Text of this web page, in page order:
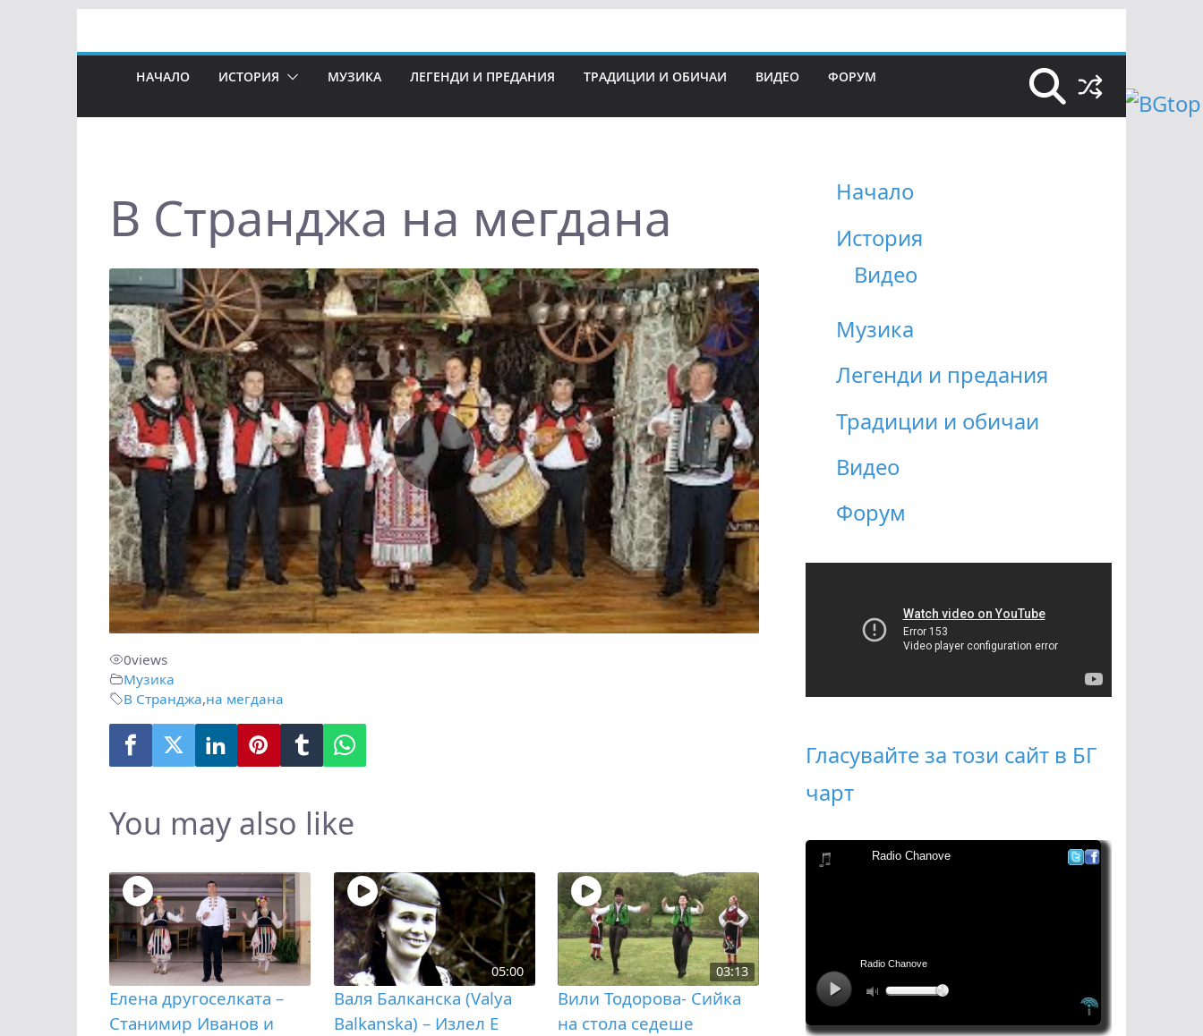
НАЧАЛО ИСТОРИЯ МУЗИКА ЛЕГЕНДИ И ПРЕДАНИЯ ТРАДИЦИИ И ОБИЧАИ ВИДЕО ФОРУМ
В Странджа на мегдана
0views
Музика
В Странджа,на мегдана
You may also like
Елена другоселката –
Станимир Иванов и
05:00
Валя Балканска (Valya
Balkanska) – Излел Е
03:13
Вили Тодорова- Сийка
на стола седеше
Начало
История
Видео
Музика
Легенди и предания
Традиции и обичаи
Видео
Форум
Гласувайте за този сайт в БГ
чарт